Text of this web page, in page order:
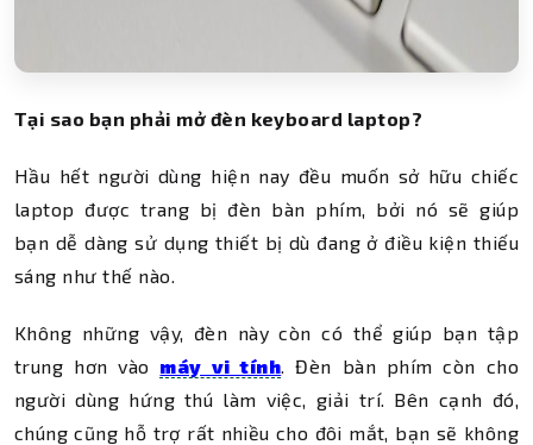
Tại sao bạn phải mở đèn keyboard laptop?
Hầu hết người dùng hiện nay đều muốn sở hữu chiếc
laptop được trang bị đèn bàn phím, bởi nó sẽ giúp
bạn dễ dàng sử dụng thiết bị dù đang ở điều kiện thiếu
sáng như thế nào.
Không những vậy, đèn này còn có thể giúp bạn tập
trung hơn vào máy vi tính. Đèn bàn phím còn cho
người dùng hứng thú làm việc, giải trí. Bên cạnh đó,
chúng cũng hỗ trợ rất nhiều cho đôi mắt, bạn sẽ không